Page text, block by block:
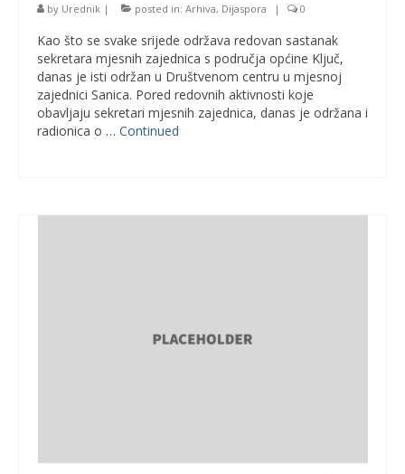
by Urednik | posted in: Arhiva, Dijaspora | 0
Kao što se svake srijede održava redovan sastanak
sekretara mjesnih zajednica s područja općine Ključ,
danas je isti održan u Društvenom centru u mjesnoj
zajednici Sanica. Pored redovnih aktivnosti koje
obavljaju sekretari mjesnih zajednica, danas je održana i
radionica o … Continued